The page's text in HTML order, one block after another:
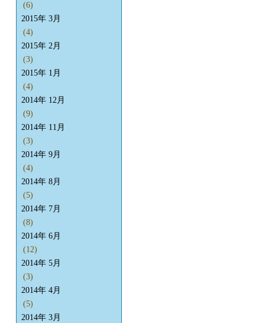
(6)
2015年 3月
(4)
2015年 2月
(3)
2015年 1月
(4)
2014年 12月
(9)
2014年 11月
(3)
2014年 9月
(4)
2014年 8月
(5)
2014年 7月
(8)
2014年 6月
(12)
2014年 5月
(3)
2014年 4月
(5)
2014年 3月